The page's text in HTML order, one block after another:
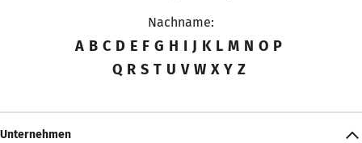
Nachname:
A B C D E F G H I J K L M N O P
Q R S T U V W X Y Z
Unternehmen